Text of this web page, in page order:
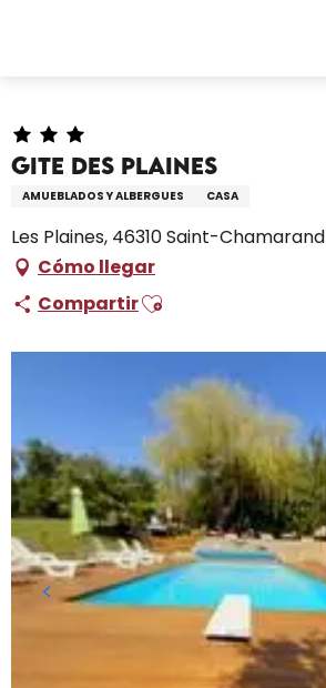
Gite des Plaines
AMUEBLADOS Y ALBERGUES CASA
Les Plaines, 46310 Saint-Chamarand
Cómo llegar
CompartirAjouter aux favoris